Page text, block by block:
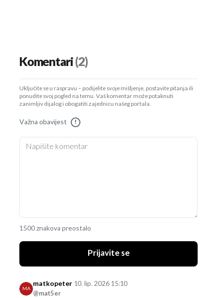
Komentari(2)
Uključite se u raspravu – podijelite svoje mišljenje, postavite pitanja ili
ponudite svoj pogled na temu. Vaš komentar može potaknuti
zanimljiv dijalog i obogatiti zajednicu našeg portala.
Važna obavijest !
1500 znakova preostalo
Prijavite se
MA
matkopeter
@mat5er
10. lip. 2026 15:10